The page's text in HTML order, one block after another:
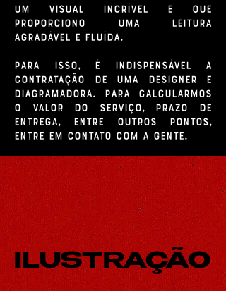
um visual incrível e que
proporciono uma leitura
agradável e fluída.
Para isso, é indispensável a
contratação de uma designer e
diagramadora. Para calcularmos
o valor do serviço, prazo de
entrega, entre outros pontos,
entre em contato com a gente.
ILUSTRAÇÃO